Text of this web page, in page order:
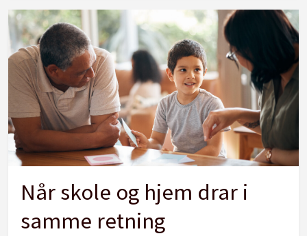
Når skole og hjem drar i
samme retning